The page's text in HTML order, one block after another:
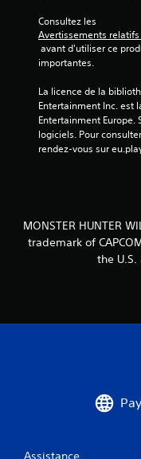
Consultez les
Avertissements
importantes.
La licence de la
Entertainment Inc. est
Entertainment Europe.
logiciels. Pour
rendez-vous sur
MONSTER HUNTER
trademark of
the
Assistance